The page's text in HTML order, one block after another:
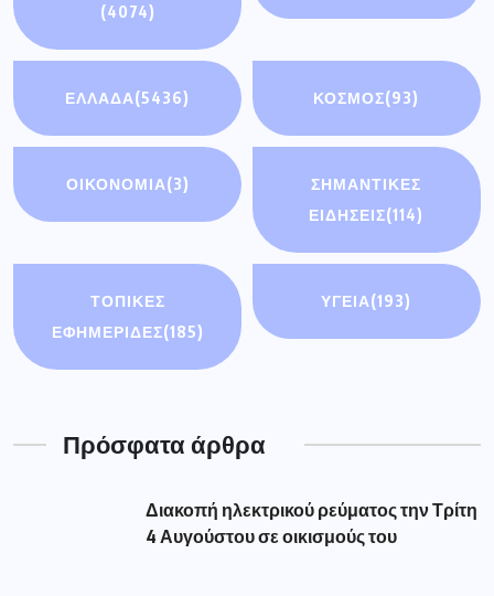
(4074)
ΕΛΛΑΔΑ(5436) ΚΟΣΜΟΣ(93)
ΟΙΚΟΝΟΜΊΑ(3)
ΣΗΜΑΝΤΙΚΈΣ
ΕΙΔΉΣΕΙΣ(114)
ΤΟΠΙΚΕΣ
ΕΦΗΜΕΡΙΔΕΣ(185)
ΥΓΕΙΑ(193)
Πρόσφατα άρθρα
Διακοπή ηλεκτρικού ρεύματος την Τρίτη
4 Αυγούστου σε οικισμούς του